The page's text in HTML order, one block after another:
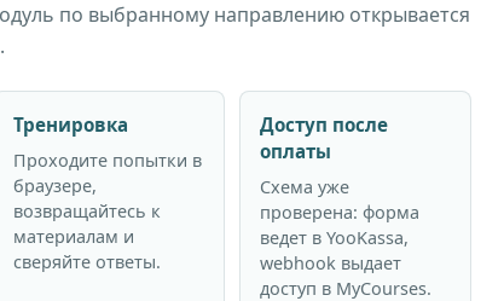
по выбранному направлению открывается
Тренировка
Проходите попытки в
браузере,
возвращайтесь к
материалам и
сверяйте ответы.
Доступ после
оплаты
Схема уже
проверена: форма
ведет в YooKassa,
webhook выдает
доступ в MyCourses.